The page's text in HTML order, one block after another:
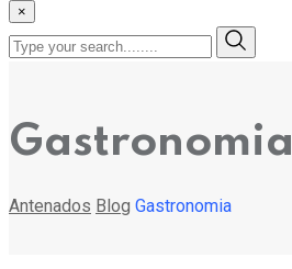
×
Gastronomia
Antenados Blog Gastronomia